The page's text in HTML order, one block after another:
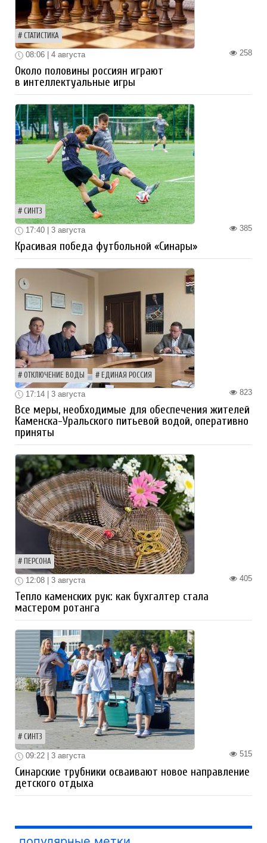
СТАТИСТИКА
258
08:06 | 4 августа
Около половины россиян играют
в интеллектуальные игры
СИНТЗ
385
17:40 | 3 августа
Красивая победа футбольной «Синары»
ОТКЛЮЧЕНИЕ ВОДЫ ЕДИНАЯ РОССИЯ
823
17:14 | 3 августа
Все меры, необходимые для обеспечения жителей
Каменска-Уральского питьевой водой, оперативно
приняты
ПЕРСОНА
405
12:08 | 3 августа
Тепло каменских рук: как бухгалтер стала
мастером ротанга
СИНТЗ
515
09:22 | 3 августа
Синарские трубники осваивают новое направление
детского отдыха